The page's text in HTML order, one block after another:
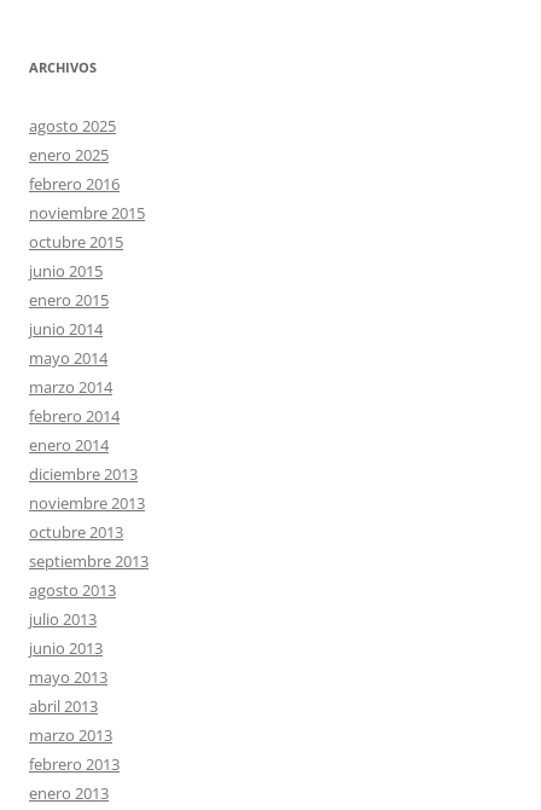
ARCHIVOS
agosto 2025
enero 2025
febrero 2016
noviembre 2015
octubre 2015
junio 2015
enero 2015
junio 2014
mayo 2014
marzo 2014
febrero 2014
enero 2014
diciembre 2013
noviembre 2013
octubre 2013
septiembre 2013
agosto 2013
julio 2013
junio 2013
mayo 2013
abril 2013
marzo 2013
febrero 2013
enero 2013